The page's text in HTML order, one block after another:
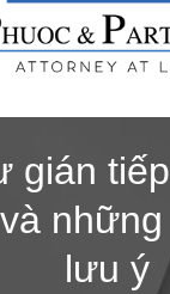
gián
lưu ý